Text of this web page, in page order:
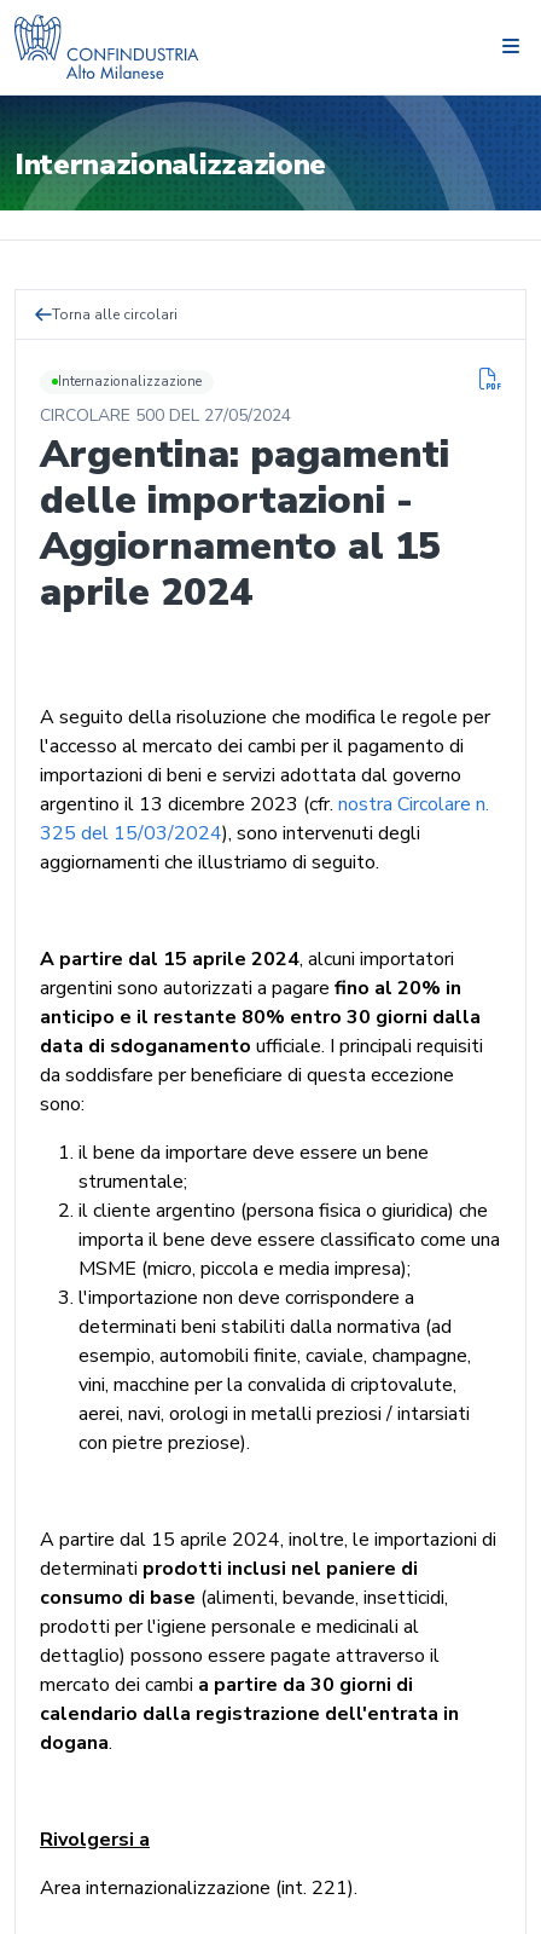
Internazionalizzazione
Torna alle circolari
Internazionalizzazione
CIRCOLARE 500 DEL 27/05/2024
Argentina: pagamenti
delle importazioni -
Aggiornamento al 15
aprile 2024
A seguito della risoluzione che modifica le regole per
l'accesso al mercato dei cambi per il pagamento di
importazioni di beni e servizi adottata dal governo
argentino il 13 dicembre 2023 (cfr. nostra Circolare n.
325 del 15/03/2024), sono intervenuti degli
aggiornamenti che illustriamo di seguito.
A partire dal 15 aprile 2024, alcuni importatori
argentini sono autorizzati a pagare fino al 20% in
anticipo e il restante 80% entro 30 giorni dalla
data di sdoganamento ufficiale. I principali requisiti
da soddisfare per beneficiare di questa eccezione
sono:
il bene da importare deve essere un bene
strumentale;
il cliente argentino (persona fisica o giuridica) che
importa il bene deve essere classificato come una
MSME (micro, piccola e media impresa);
l'importazione non deve corrispondere a
determinati beni stabiliti dalla normativa (ad
esempio, automobili finite, caviale, champagne,
vini, macchine per la convalida di criptovalute,
aerei, navi, orologi in metalli preziosi / intarsiati
con pietre preziose).
A partire dal 15 aprile 2024, inoltre, le importazioni di
determinati prodotti inclusi nel paniere di
consumo di base (alimenti, bevande, insetticidi,
prodotti per l'igiene personale e medicinali al
dettaglio) possono essere pagate attraverso il
mercato dei cambi a partire da 30 giorni di
calendario dalla registrazione dell'entrata in
dogana.
Rivolgersi a
Area internazionalizzazione (int. 221).